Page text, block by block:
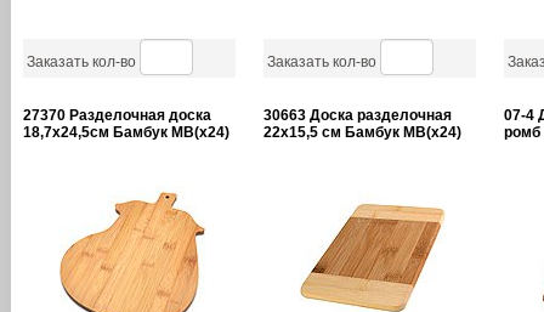
Заказать кол-во Заказать кол-во
27370 Разделочная доска
18,7х24,5см Бамбук MB(х24)
30663 Доска разделочная
22х15,5 см Бамбук MB(х24)
07-4
ромб